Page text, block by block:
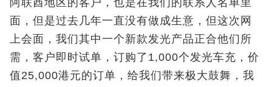
面，但是过去几年一直没有做成生意，但这次网
上会面，我们其中一个新款发光产品正合他们所
需，客户即时试单，订购了1,000个发光车充，价
值25,000港元的订单，给我们带来极大鼓舞，我